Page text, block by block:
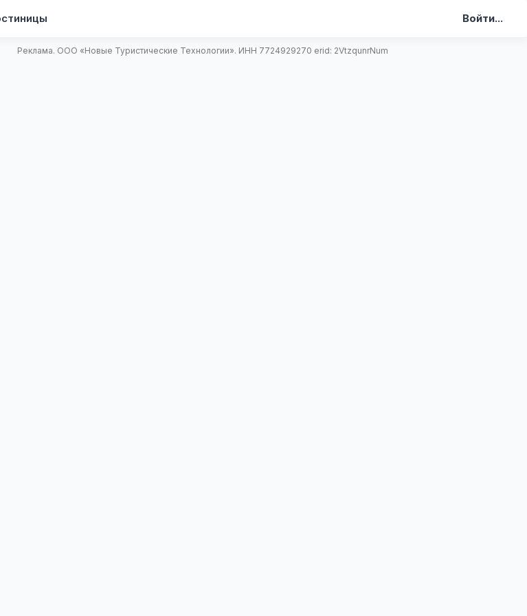
Войти...
Реклама. ООО «Новые Туристические Технологии». ИНН 7724929270 erid: 2VtzqunrNum